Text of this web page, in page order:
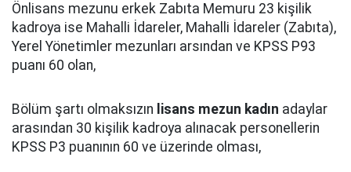
Önlisans mezunu erkek Zabıta Memuru 23 kişilik
kadroya ise Mahalli İdareler, Mahalli İdareler (Zabıta),
Yerel Yönetimler mezunları arsından ve KPSS P93
puanı 60 olan,
Bölüm şartı olmaksızın lisans mezun kadın adaylar
arasından 30 kişilik kadroya alınacak personellerin
KPSS P3 puanının 60 ve üzerinde olması,